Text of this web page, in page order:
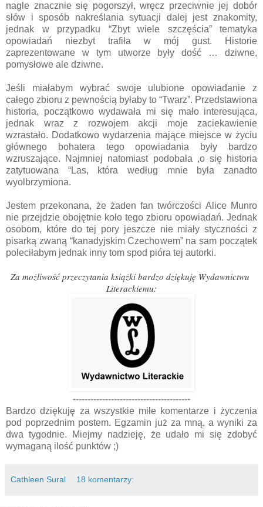
nagle znacznie się pogorszył, wręcz przeciwnie jej dobór
słów i sposób nakreślania sytuacji dalej jest znakomity,
jednak w przypadku “Zbyt wiele szczęścia” tematyka
opowiadań niezbyt trafiła w mój gust. Historie
zaprezentowane w tym utworze były dość … dziwne,
pomysłowe ale dziwne.
Jeśli miałabym wybrać swoje ulubione opowiadanie z
całego zbioru z pewnością byłaby to “Twarz”. Przedstawiona
historia, początkowo wydawała mi się mało interesująca,
jednak wraz z rozwojem akcji moje zaciekawienie
wzrastało. Dodatkowo wydarzenia mające miejsce w życiu
głównego bohatera tego opowiadania były bardzo
wzruszające. Najmniej natomiast podobała ,o się historia
zatytuowana “Las, która według mnie była zanadto
wyolbrzymiona.
Jestem przekonana, że żaden fan twórczości Alice Munro
nie przejdzie obojętnie koło tego zbioru opowiadań. Jednak
osobom, które do tej pory jeszcze nie miały styczności z
pisarką zwaną “kanadyjskim Czechowem” na sam początek
poleciłabym jednak inny tom spod pióra tej autorki.
Za możliwość przeczytania książki bardzo dziękuję Wydawnictwu
Literackiemu:
----------------------------------------
Bardzo dziękuję za wszystkie miłe komentarze i życzenia
pod poprzednim postem. Egzamin już za mną, a wyniki za
dwa tygodnie. Miejmy nadzieję, że udało mi się zdobyć
wymaganą ilość punktów ;)
Cathleen Sural 18 komentarzy: